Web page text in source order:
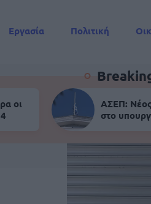
Εργασία Πολιτική
οι
ΑΣΕΠ: Νέος
στο